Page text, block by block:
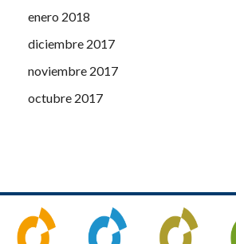
enero 2018
diciembre 2017
noviembre 2017
octubre 2017